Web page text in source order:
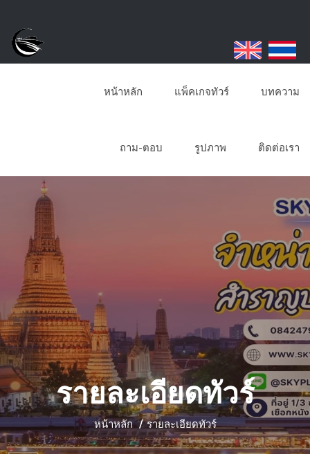
หน้าหลัก แพ็คเกจทัวร์ บทความ
ถาม-ตอบ รูปภาพ ติดต่อเรา
รายละเอียดทัวร์
หน้าหลัก รายละเอียดทัวร์